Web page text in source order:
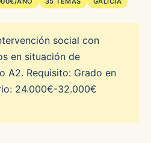
social con
en situación de
A2. Requisito: Grado en
24.000€-32.000€